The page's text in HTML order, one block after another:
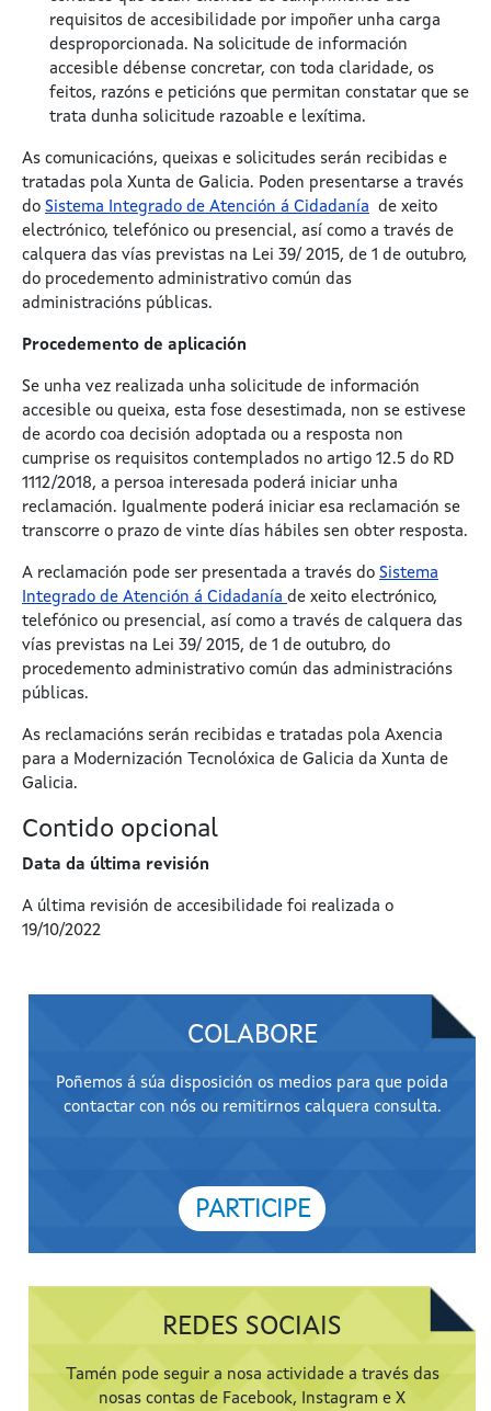
requisitos de accesibilidade por impoñer unha carga
desproporcionada. Na solicitude de información
accesible débense concretar, con toda claridade, os
feitos, razóns e peticións que permitan constatar que se
trata dunha solicitude razoable e lexítima.
As comunicacións, queixas e solicitudes serán recibidas e
tratadas pola Xunta de Galicia. Poden presentarse a través
do Sistema Integrado de Atención á Cidadanía de xeito
electrónico, telefónico ou presencial, así como a través de
calquera das vías previstas na Lei 39/ 2015, de 1 de outubro,
do procedemento administrativo común das
administracións públicas.
Procedemento de aplicación
Se unha vez realizada unha solicitude de información
accesible ou queixa, esta fose desestimada, non se estivese
de acordo coa decisión adoptada ou a resposta non
cumprise os requisitos contemplados no artigo 12.5 do RD
1112/2018, a persoa interesada poderá iniciar unha
reclamación. Igualmente poderá iniciar esa reclamación se
transcorre o prazo de vinte días hábiles sen obter resposta.
A reclamación pode ser presentada a través do Sistema
Integrado de Atención á Cidadanía de xeito electrónico,
telefónico ou presencial, así como a través de calquera das
vías previstas na Lei 39/ 2015, de 1 de outubro, do
procedemento administrativo común das administracións
públicas.
As reclamacións serán recibidas e tratadas pola Axencia
para a Modernización Tecnolóxica de Galicia da Xunta de
Galicia.
Contido opcional
Data da última revisión
A última revisión de accesibilidade foi realizada o
19/10/2022
COLABORE
Poñemos á súa disposición os medios para que poida
contactar con nós ou remitirnos calquera consulta.
PARTICIPE
REDES SOCIAIS
Tamén pode seguir a nosa actividade a través das
nosas contas de Facebook, Instagram e X